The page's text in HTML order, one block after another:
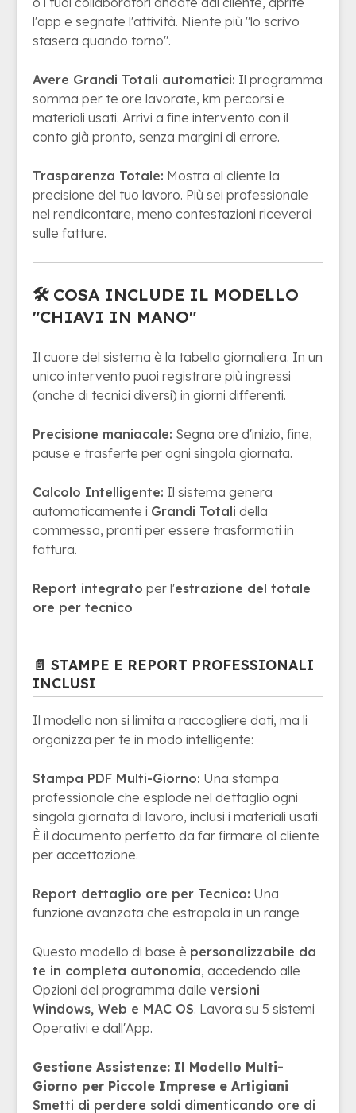
l'app e segnate l'attività. Niente più "lo scrivo
stasera quando torno".
Avere Grandi Totali automatici: Il programma
somma per te ore lavorate, km percorsi e
materiali usati. Arrivi a fine intervento con il
conto già pronto, senza margini di errore.
Trasparenza Totale: Mostra al cliente la
precisione del tuo lavoro. Più sei professionale
nel rendicontare, meno contestazioni riceverai
sulle fatture.
🛠 COSA INCLUDE IL MODELLO
"CHIAVI IN MANO"
Il cuore del sistema è la tabella giornaliera. In un
unico intervento puoi registrare più ingressi
(anche di tecnici diversi) in giorni differenti.
Precisione maniacale: Segna ore d'inizio, fine,
pause e trasferte per ogni singola giornata.
Calcolo Intelligente: Il sistema genera
automaticamente i Grandi Totali della
commessa, pronti per essere trasformati in
fattura.
Report integrato per l'estrazione del totale
ore per tecnico
📄 STAMPE E REPORT PROFESSIONALI
INCLUSI
Il modello non si limita a raccogliere dati, ma li
organizza per te in modo intelligente:
Stampa PDF Multi-Giorno: Una stampa
professionale che esplode nel dettaglio ogni
singola giornata di lavoro, inclusi i materiali usati.
È il documento perfetto da far firmare al cliente
per accettazione.
Report dettaglio ore per Tecnico: Una
funzione avanzata che estrapola in un range
Questo modello di base è personalizzabile da
te in completa autonomia, accedendo alle
Opzioni del programma dalle versioni
Windows, Web e MAC OS. Lavora su 5 sistemi
Operativi e dall'App.
Gestione Assistenze: Il Modello Multi-
Giorno per Piccole Imprese e Artigiani
Smetti di perdere soldi dimenticando ore di